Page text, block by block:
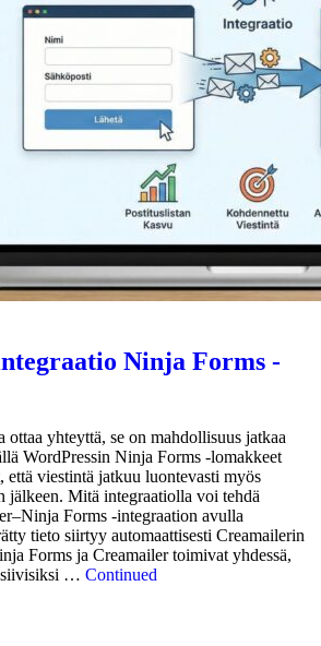
Ninja Forms -
ottaa yhteyttä, se on mahdollisuus jatkaa
WordPressin Ninja Forms -lomakkeet
että viestintä jatkuu luontevasti myös
jälkeen. Mitä integraatiolla voi tehdä
Forms -integraation avulla
tieto siirtyy automaattisesti Creamailerin
Forms ja Creamailer toimivat yhdessä,
… Continued